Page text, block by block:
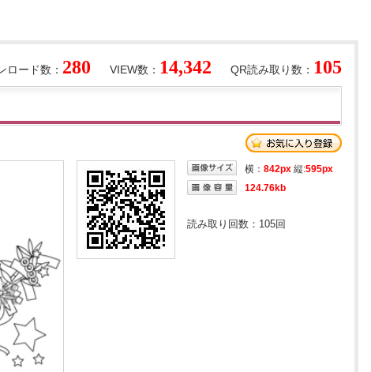
QR読み取り数： 105
VIEW数： 14,342
ロード数： 280
横： 842px 縦:595px
124.76kb
読み取り回数： 105回